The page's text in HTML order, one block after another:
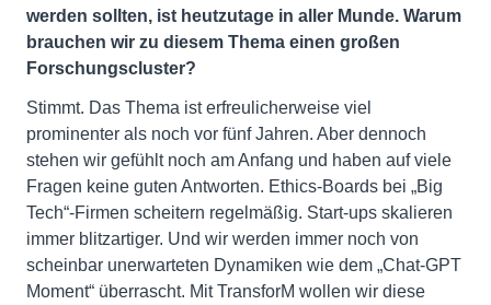
werden sollten, ist heutzutage in aller Munde. Warum
brauchen wir zu diesem Thema einen großen
Forschungscluster?
Stimmt. Das Thema ist erfreulicherweise viel
prominenter als noch vor fünf Jahren. Aber dennoch
stehen wir gefühlt noch am Anfang und haben auf viele
Fragen keine guten Antworten. Ethics-Boards bei „Big
Tech“-Firmen scheitern regelmäßig. Start-ups skalieren
immer blitzartiger. Und wir werden immer noch von
scheinbar unerwarteten Dynamiken wie dem „Chat-GPT
Moment“ überrascht. Mit TransforM wollen wir diese